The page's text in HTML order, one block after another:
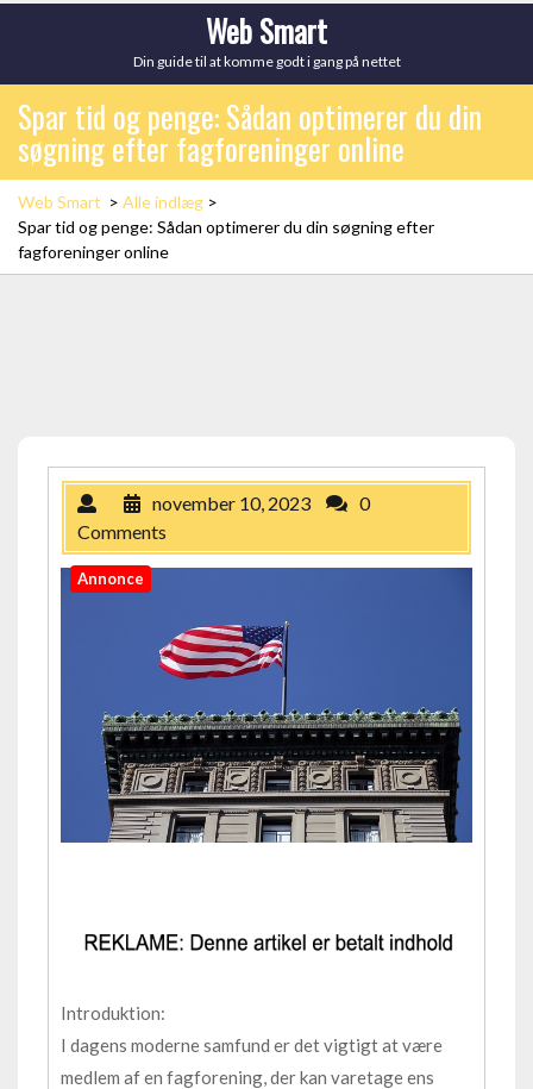
Web Smart
Din guide til at komme godt i gang på nettet
Spar tid og penge: Sådan optimerer du din
søgning efter fagforeninger online
Web Smart > Alle indlæg >
Spar tid og penge: Sådan optimerer du din søgning efter
fagforeninger online
november 10, 2023
0
Comments
Annonce
Introduktion:
I dagens moderne samfund er det vigtigt at være
medlem af en fagforening, der kan varetage ens